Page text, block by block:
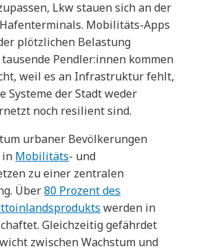
Lkw stauen sich an der
Mobilitäts-Apps
plötzlichen Belastung
Pendler:innen kommen
weil es an Infrastruktur fehlt,
Systeme der Stadt weder
noch resilient sind.
urbaner Bevölkerungen
in Mobilitäts- und
zu einer zentralen
Über80 Prozent des
werden in
Gleichzeitig gefährdet
zwischen Wachstum und